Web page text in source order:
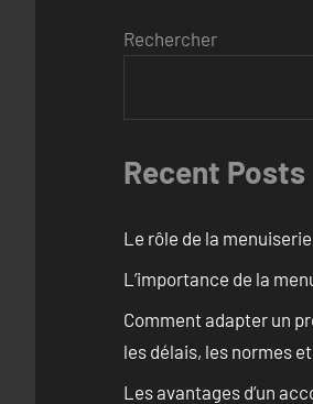
Rechercher
Recent Posts
Le rôle de la
L’importance de la
Comment adapter un
les délais, les normes
Les avantages d’un